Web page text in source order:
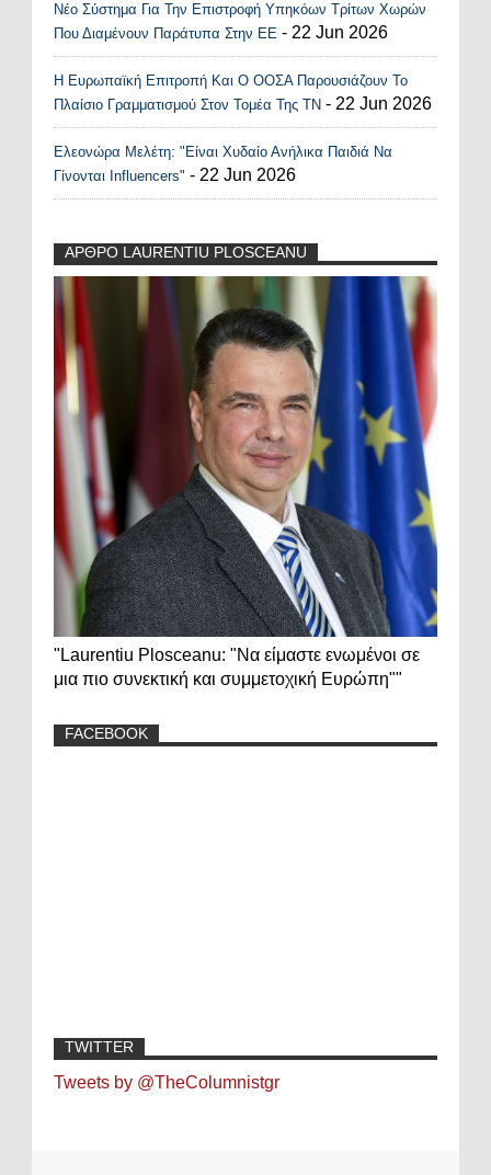
Νέο Σύστημα Για Την Επιστροφή Υπηκόων Τρίτων Χωρών
Που Διαμένουν Παράτυπα Στην ΕΕ - 22 Jun 2026
Η Ευρωπαϊκή Επιτροπή Και Ο ΟΟΣΑ Παρουσιάζουν Το
Πλαίσιο Γραμματισμού Στον Τομέα Της ΤΝ - 22 Jun 2026
Ελεονώρα Μελέτη: "Είναι Χυδαίο Ανήλικα Παιδιά Να
Γίνονται Influencers" - 22 Jun 2026
ΑΡΘΡΟ LAURENTIU PLOSCEANU
"Laurentiu Plosceanu: "Να είμαστε ενωμένοι σε
μια πιο συνεκτική και συμμετοχική Ευρώπη""
FACEBOOK
TWITTER
Tweets by @TheColumnistgr